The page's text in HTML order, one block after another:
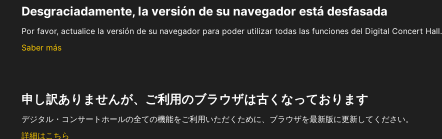
Desgraciadamente, la versión de su navegador está desfasada
Por favor, actualice la versión de su navegador para poder utilizar todas las funciones del Digital Concert Hall.
Saber más
申し訳ありませんが、ご利用のブラウザは古くなっております
デジタル・コンサートホールの全ての機能をご利用いただくために、ブラウザを最新版に更新してください。
詳細はこちら